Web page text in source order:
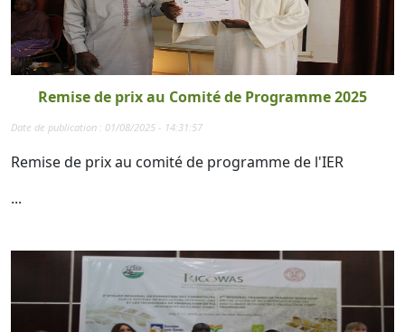
Remise de prix au Comité de Programme 2025
Date de publication : 01/08/2025 - 14:31:57
Remise de prix au comité de programme de l'IER
...